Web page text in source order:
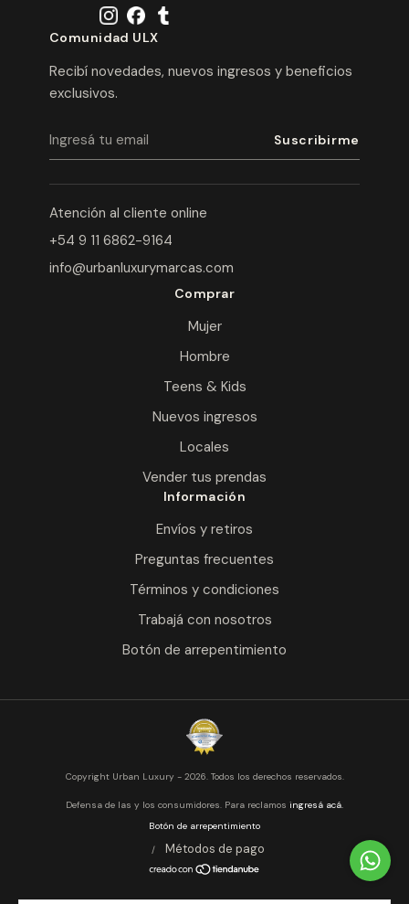
Comprar
Mujer
Hombre
Teens & Kids
Nuevos ingresos
Locales
Vender tus prendas
Información
Envíos y retiros
Preguntas frecuentes
Términos y condiciones
Trabajá con nosotros
Botón de arrepentimiento
Comunidad ULX
Recibí novedades, nuevos ingresos y beneficios
exclusivos.
Atención al cliente online
+54 9 11 6862-9164
info@urbanluxurymarcas.com
Copyright Urban Luxury - 2026. Todos los derechos reservados.
Defensa de las y los consumidores. Para reclamos ingresá acá.
Botón de arrepentimiento
/
Métodos de pago